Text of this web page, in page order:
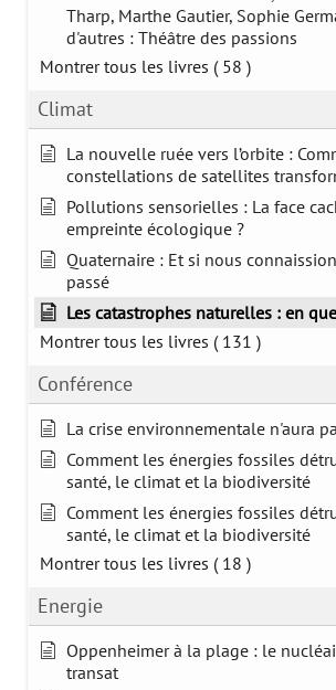
Tharp, Marthe Gautier, Sophie
d'autres : Théâtre des passions
Montrer tous les livres ( 58 )
Climat
La nouvelle ruée vers l’orbite :
constellations de satellites
Pollutions sensorielles : La face
empreinte écologique ?
Quaternaire : Et si nous
passé
Les catastrophes naturelles : en
Montrer tous les livres ( 131 )
Conférence
La crise environnementale n'aura
Comment les énergies fossiles
santé, le climat et la biodiversité
Comment les énergies fossiles
santé, le climat et la biodiversité
Montrer tous les livres ( 18 )
Energie
Oppenheimer à la plage : le
transat